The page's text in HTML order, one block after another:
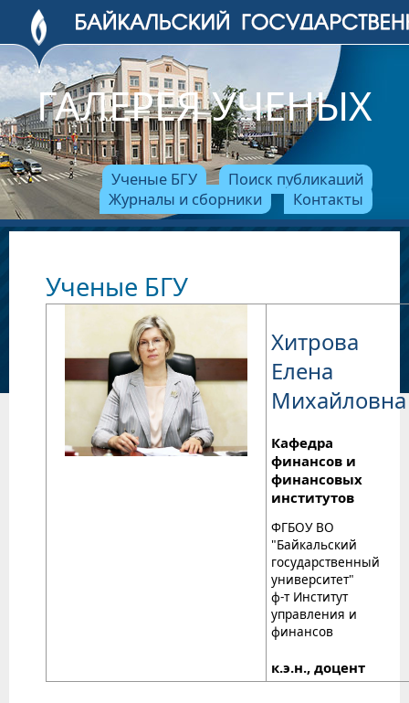
ГАЛЕРЕЯ УЧЕНЫХ
Ученые БГУ
Поиск публикаций
Журналы и сборники
Контакты
Ученые БГУ
Хитрова
Елена
Михайловна
Кафедра
финансов и
финансовых
институтов
ФГБОУ ВО
"Байкальский
государственный
университет"
ф-т Институт
управления и
финансов
к.э.н., доцент